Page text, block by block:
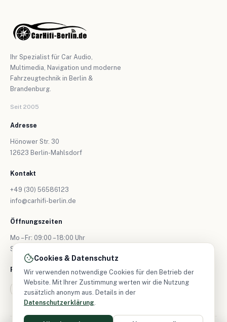
Ihr Spezialist für Car Audio,
Multimedia, Navigation und moderne
Fahrzeugtechnik in Berlin &
Brandenburg.
Seit 2005
Adresse
Hönower Str. 30
12623 Berlin-Mahlsdorf
Kontakt
+49 (30) 56586123
info@carhifi-berlin.de
Öffnungszeiten
Mo – Fr: 09:00 – 18:00 Uhr
Sa: nur nach Vereinbarung
Folgen Sie uns
Cookies & Datenschutz
Wir verwenden notwendige Cookies für den Betrieb der
Website. Mit Ihrer Zustimmung werten wir die Nutzung
zusätzlich anonym aus. Details in der
Datenschutzerklärung.